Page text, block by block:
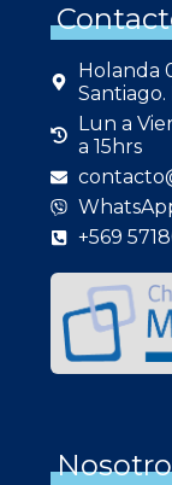
Holanda
Lun a
a 15hrs
+569